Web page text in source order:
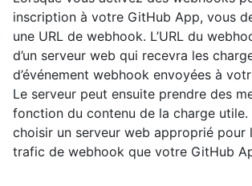
inscription à votre GitHub App, vous
une URL de webhook. L’URL du
d’un serveur web qui recevra les
d’événement webhook envoyées à
Le serveur peut ensuite prendre des
fonction du contenu de la charge utile.
choisir un serveur web approprié pour
trafic de webhook que votre GitHub